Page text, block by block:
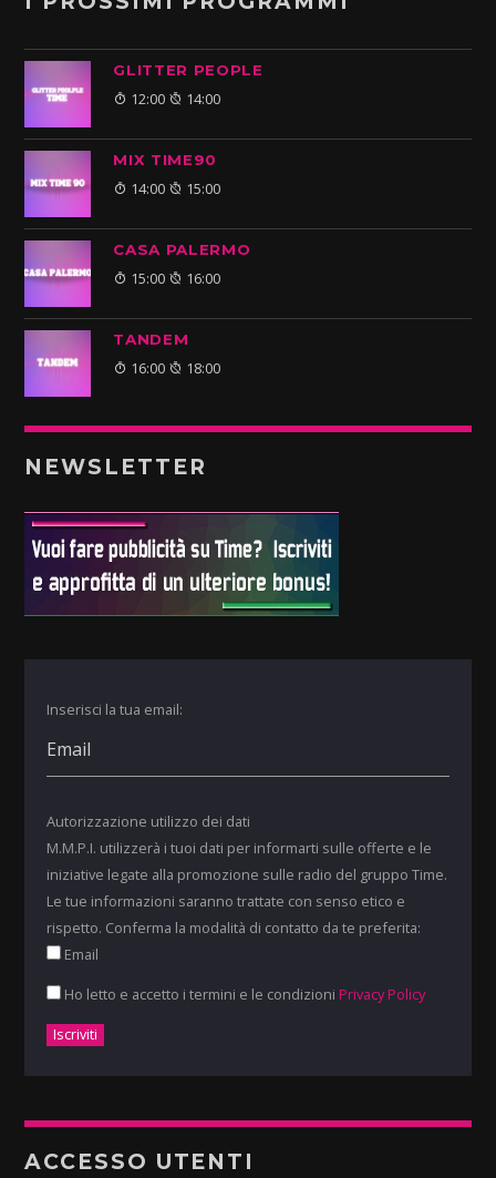
GLITTER PEOPLE
12:00 14:00
MIX TIME90
14:00 15:00
CASA PALERMO
15:00 16:00
TANDEM
16:00 18:00
NEWSLETTER
Inserisci la tua email:
Autorizzazione utilizzo dei dati
M.M.P.I. utilizzerà i tuoi dati per informarti sulle offerte e le
iniziative legate alla promozione sulle radio del gruppo Time.
Le tue informazioni saranno trattate con senso etico e
rispetto. Conferma la modalità di contatto da te preferita:
Email
Ho letto e accetto i termini e le condizioni Privacy Policy
ACCESSO UTENTI